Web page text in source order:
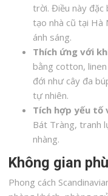
trời. Điều này đặc
tạo nhà cũ tại Hà
ánh sáng.
Thích ứng với
bằng cotton,
đới như cây đa
tự nhiên.
Tích hợp yếu tố
Bát Tràng, tranh
nhàng.
Không gian
Phong cách